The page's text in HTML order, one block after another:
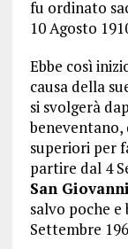
fu ordinato
10 Agosto
Ebbe così
causa della
si svolgerà
beneventano,
superiori per
partire dal 4
San
salvo poche
Settembre